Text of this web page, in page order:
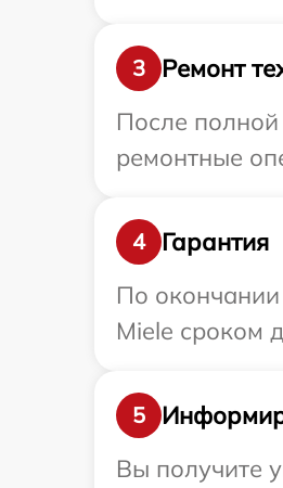
3
Ремонт
После
ремонтные
4
Гарантия
По
Miele сроком
5
Вы получите